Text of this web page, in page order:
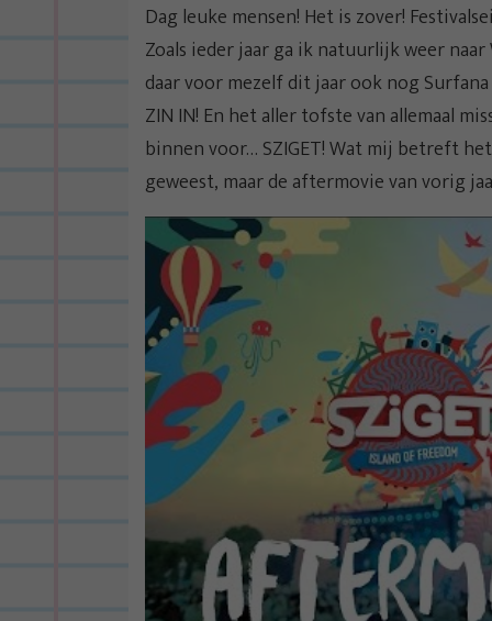
Dag leuke mensen! Het is zover!
Zoals ieder jaar ga ik natuurlijk weer
daar voor mezelf dit jaar ook nog
ZIN IN! En het aller tofste van allemaal
binnen voor… SZIGET! Wat mij betreft
geweest, maar de aftermovie van vorig